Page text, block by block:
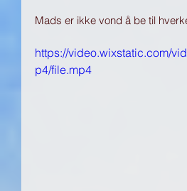
Mads er ikke vond å be til
https://video.wixstatic.com/
p4/file.mp4